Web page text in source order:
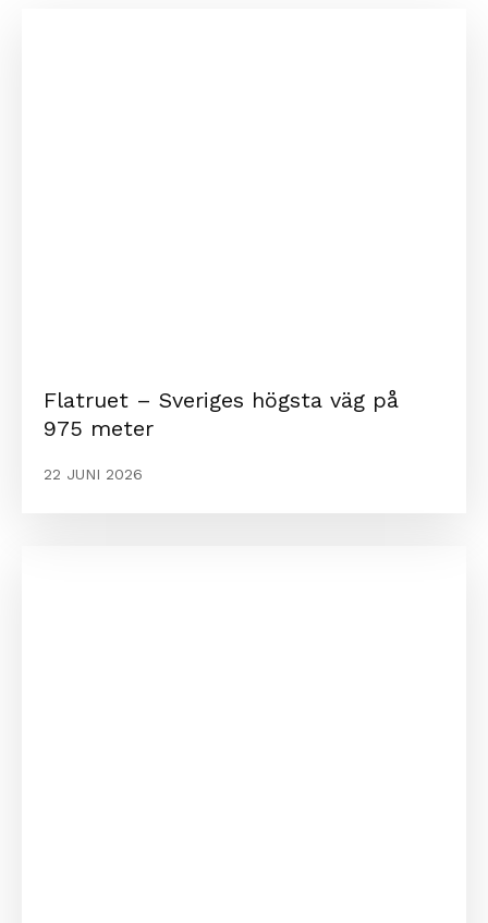
Flatruet – Sveriges högsta väg på
975 meter
22 JUNI 2026